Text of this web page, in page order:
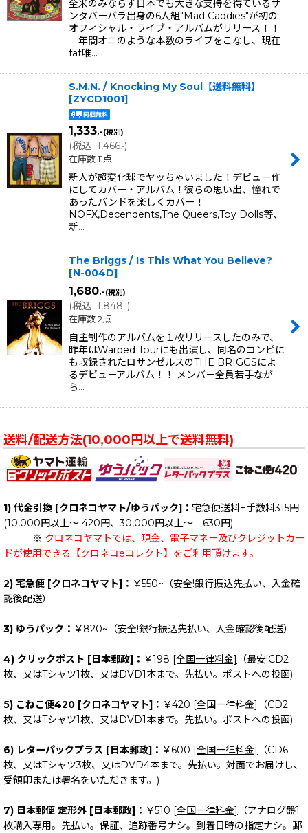
全米のみならず日本でも大きな支持を得ているサ
ンタバーバラ出身の6人組"Mad Caddies"が初の
オフィシャル・ライブ・アルバムがリリース！！
年間オニのような本数のライブをこなし、現在
fat唯…
S.M.N. / Knocking My Soul【送料無料】
[ZYCD1001]
1,333.-(税別)
(税込: 1,466.-)
在庫数 11点
新人が超変化球でヤッちゃいました！デビュー作
にしてカバー・アルバム！彼らの思い出、憧れで
あったバンドを楽しくカバー！
NOFX,Decendents,The Queers,Toy Dolls等、
新…
The Briggs / Is This What You Believe?
[N-004D]
1,680.-(税別)
(税込: 1,848.-)
在庫数 2点
自主制作のアルバムを１枚リリースしたのみで、
昨年はWarped Tourにも出演し、同名のコンピに
も収録されたロサンゼルスのTHE BRIGGSによ
るデビューアルバム！！ メンバー全員若手なが
ら…
送料/配送方法(10,000円以上で送料無料)
1) 代金引換 [クロネコヤマト/ゆうパック]： 宅急便送料+手数料315円
(10,000円以上～ 420円、30,000円以上～ 630円)
※ クロネコヤマトでは、現金、電子マネー及びクレジットカー
ドが使用できる【クロネコeコレクト】をご利用頂けます。
2) 宅急便 [クロネコヤマト]： ￥550~（安全!銀行振込先払い、入金確
認後配送）
3) ゆうパック： ￥820~（安全!銀行振込先払い、入金確認後配送）
4) クリックポスト [日本郵政]： ￥198 [全国一律料金]
（最安!CD2
枚、又はTシャツ1枚、又はDVD1本まで。先払い。ポストへの投函)
5) こねこ便420 [クロネコヤマト]： ￥420 [全国一律料金]
（CD2
枚、又はTシャツ1枚、又はDVD1本まで。先払い。ポストへの投函)
6) レターパックプラス [日本郵政]： ￥600 [全国一律料金]
（CD6
枚、又はTシャツ3枚、又はDVD4本まで。先払い。対面でお届けし、
受領印または署名をいただきます。)
7) 日本郵便 定形外 [日本郵政]： ￥510 [全国一律料金]
（アナログ盤1
枚購入専用。先払い。保証、追跡番号ナシ。到着日時の指定ナシ。郵